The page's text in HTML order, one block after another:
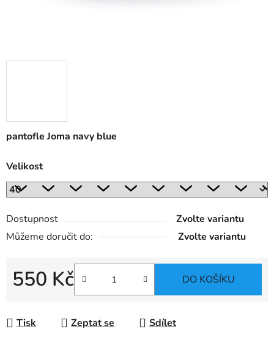
pantofle Joma navy blue
Velikost
Dostupnost
Zvolte variantu
Můžeme doručit do:
Zvolte variantu
550 Kč DO KOŠÍKU
Tisk Zeptat se Sdílet